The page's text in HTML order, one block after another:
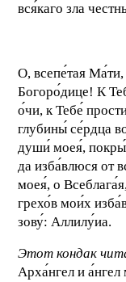
вся́каго зла
О, всепе́тая
Богоро́дице! К
о́чи, к Тебе́
глубины́ се́рдца
души́ моея́,
да изба́влюся от
моея́, о
грехо́в мои́х
зову́: Аллилу́иа.
Этот кондак
Арха́нгел и